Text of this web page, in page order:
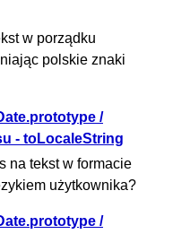
w porządku
polskie znaki
/
- toLocaleString
na tekst w formacie
użytkownika?
/